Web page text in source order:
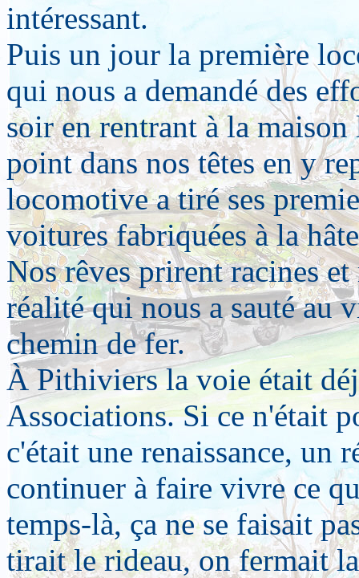
intéressant.
Puis un jour la première
qui nous a demandé des
soir en rentrant à la
point dans nos têtes en y
locomotive a tiré ses
voitures fabriquées à la
Nos rêves prirent racines
réalité qui nous a sauté au
chemin de fer.
À Pithiviers la voie était
Associations. Si ce n'était
c'était une renaissance, un
continuer à faire vivre ce
temps-là, ça ne se faisait
tirait le rideau, on fermait